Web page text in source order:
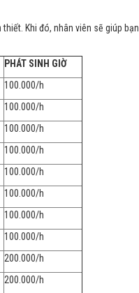
Khi đó, nhân viên sẽ giúp bạn
PHÁT SINH GIỜ
100.000/h
100.000/h
100.000/h
100.000/h
100.000/h
100.000/h
100.000/h
100.000/h
200.000/h
200.000/h